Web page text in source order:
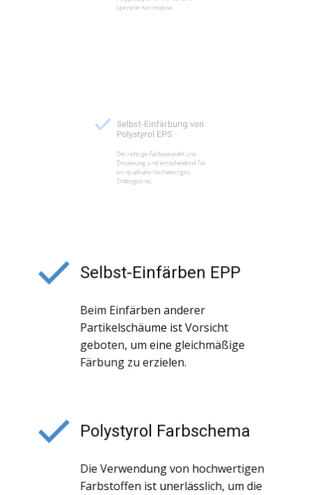
Polypropylen EPP erfordert
Polystyrol EPS
Die richtige Farbauswahl und
Dosierung sind entscheidend für
ein qualitativ hochwertiges
Selbst-Einfärben EPP
Beim Einfärben anderer
Partikelschäume ist Vorsicht
geboten, um eine gleichmäßige
Färbung zu erzielen.
Polystyrol Farbschema
Die Verwendung von hochwertigen
Farbstoffen ist unerlässlich, um die